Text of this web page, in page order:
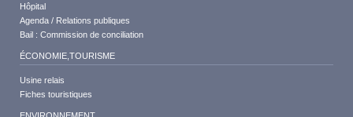
Hôpital
Agenda / Relations publiques
Bail : Commission de conciliation
ÉCONOMIE,TOURISME
Usine relais
Fiches touristiques